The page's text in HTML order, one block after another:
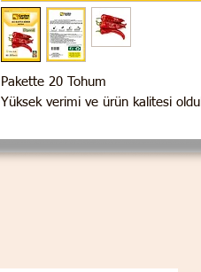
Pakette 20 Tohum
Yüksek verimi ve ürün kalitesi